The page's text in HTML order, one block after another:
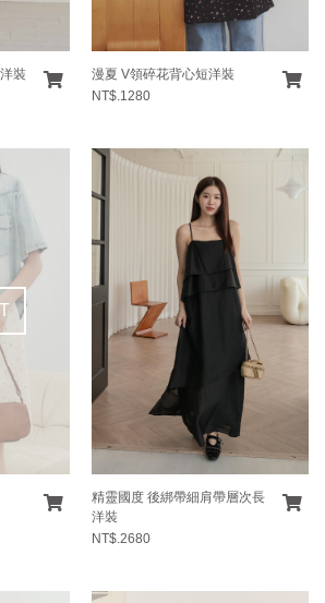
裝
漫夏 V領碎花背心短洋裝
NT$.1280
精靈國度 後綁帶細肩帶層次長
洋裝
NT$.2680